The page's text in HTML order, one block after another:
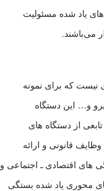
ياد شده مسئوليت
می‌باشند.
‌نيست كه برای‌ نمونه
و… اين دستگاه
از دستگاه های‌
قانونی‌ و ارائه
های‌ اقتصادی‌ ـ اجتماعی‌ و
‌محوری ياد شده بستگی‌